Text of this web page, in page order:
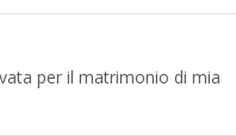
per il matrimonio di mia